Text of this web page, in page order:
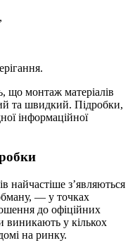
що монтаж матеріалів
та швидкий. Підробки,
інформаційної
найчастіше з’являються
— у точках
до офіційних
виникають у кількох
на ринку.